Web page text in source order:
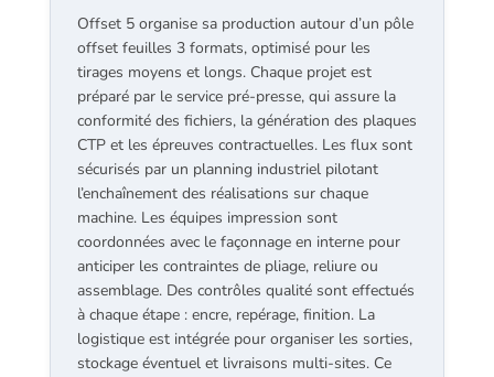
Offset 5 organise sa production autour d’un pôle
offset feuilles 3 formats, optimisé pour les
tirages moyens et longs. Chaque projet est
préparé par le service pré-presse, qui assure la
conformité des fichiers, la génération des plaques
CTP et les épreuves contractuelles. Les flux sont
sécurisés par un planning industriel pilotant
l’enchaînement des réalisations sur chaque
machine. Les équipes impression sont
coordonnées avec le façonnage en interne pour
anticiper les contraintes de pliage, reliure ou
assemblage. Des contrôles qualité sont effectués
à chaque étape : encre, repérage, finition. La
logistique est intégrée pour organiser les sorties,
stockage éventuel et livraisons multi-sites. Ce